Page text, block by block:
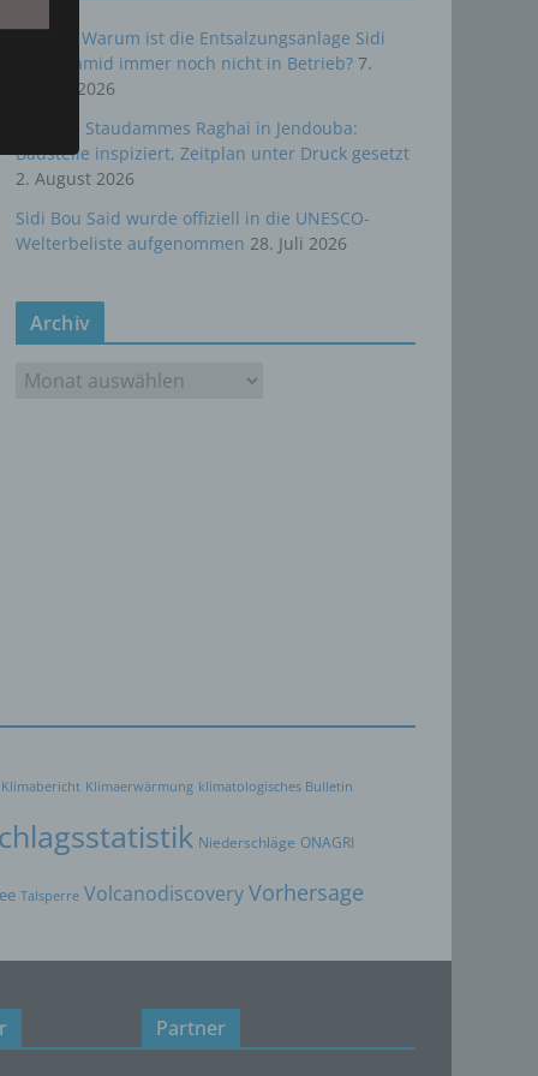
Sousse: Warum ist die Entsalzungsanlage Sidi
Abdelhamid immer noch nicht in Betrieb? 7.
August 2026
Bau des Staudammes Raghai in Jendouba:
Baustelle inspiziert, Zeitplan unter Druck gesetzt
2. August 2026
Sidi Bou Said wurde offiziell in die UNESCO-
Welterbeliste aufgenommen 28. Juli 2026
Archiv
Klimabericht Klimaerwärmung klimatologisches Bulletin
Niederschläge ONAGRI
Talsperre VolcanodiscoveryVorhersage
Partner